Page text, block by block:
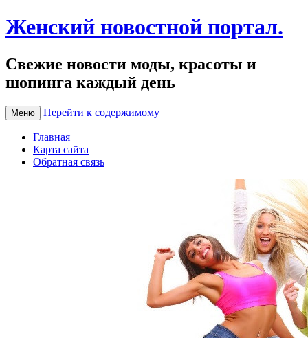
Женский новостной портал.
Свежие новости моды, красоты и
шопинга каждый день
Меню Перейти к содержимому
Главная
Карта сайта
Обратная связь